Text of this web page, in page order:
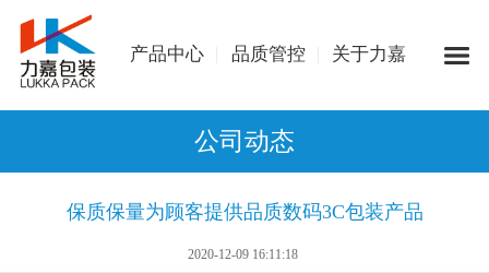
产品中心 品质管控 关于力嘉
公司动态
保质保量为顾客提供品质数码3C包装产品
2020-12-09 16:11:18